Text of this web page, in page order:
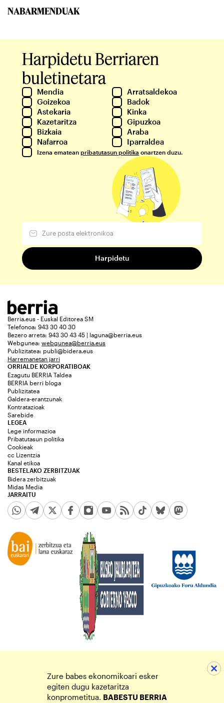
NABARMENDUAK
Harpidetu Berriaren
buletinetara
Mendia
Arratsaldekoa
Goizekoa
Badok
Astekaria
Kinka
Kazetaritza
Gipuzkoa
Bizkaia
Araba
Nafarroa
Iparraldea
Izena ematean pribatutasun politika onartzen duzu.
Berria.eus - Euskal Editorea SM
Telefonoa: 943 30 40 30
Bezero arreta: 943 30 43 45 | laguna@berria.eus
Webgunea: webgunea@berria.eus
Publizitatea: publi@bidera.eus
Harremanetan jarri
ORRIALDE KORPORATIBOAK
Ezagutu BERRIA Taldea
BERRIA berri bloga
Publizitatea
Galdera-erantzunak
Kontratazioak
Sarebide
JARRAITU
LEGEA
Lege informazioa
Pribatutasun politika
Cookieak
cc Lizentzia
Kanal etikoa
BESTELAKO ZERBITZUAK
Bidera zerbitzuak
Midas Media
Zure babes ekonomikoari esker
egiten dugu kazetaritza
konprometitua. BABESTU BERRIA